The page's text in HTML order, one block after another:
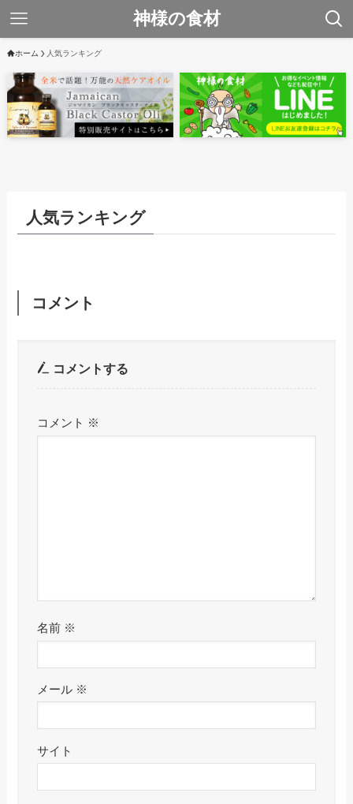
神様の食材
ホーム 人気ランキング
人気ランキング
コメント
コメントする
コメント ※
名前 ※
メール ※
サイト